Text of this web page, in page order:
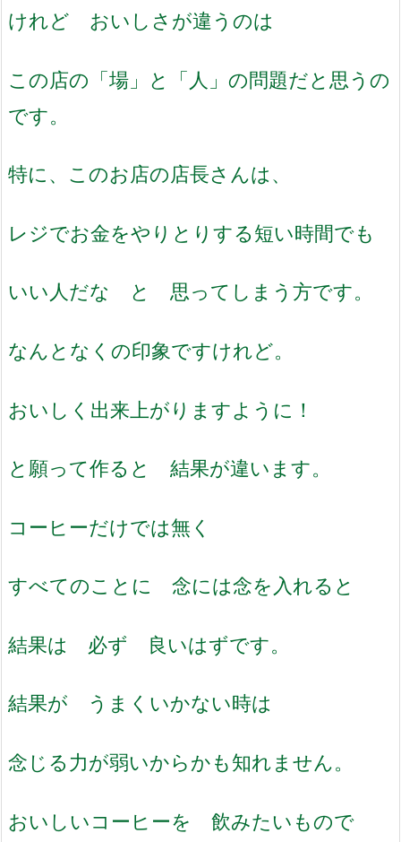
けれど おいしさが違うのは
この店の「場」と「人」の問題だと思うの
です。
特に、このお店の店長さんは、
レジでお金をやりとりする短い時間でも
いい人だな と 思ってしまう方です。
なんとなくの印象ですけれど。
おいしく出来上がりますように！
と願って作ると 結果が違います。
コーヒーだけでは無く
すべてのことに 念には念を入れると
結果は 必ず 良いはずです。
結果が うまくいかない時は
念じる力が弱いからかも知れません。
おいしいコーヒーを 飲みたいもので